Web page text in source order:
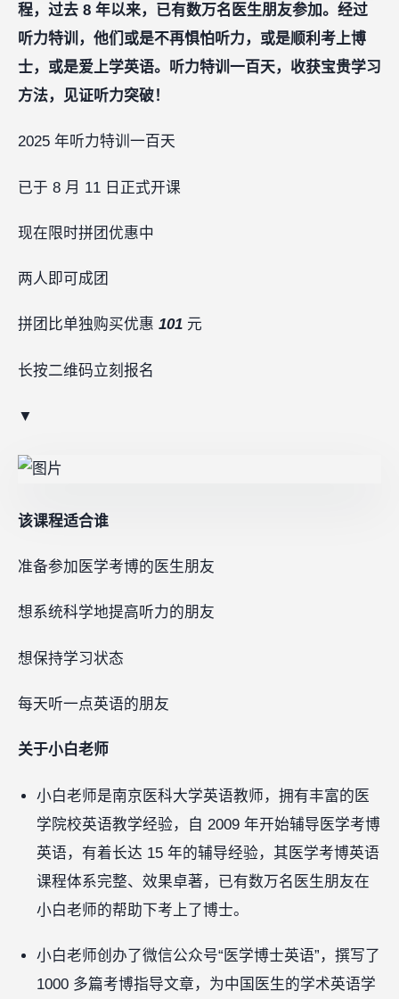
程，过去 8 年以来，已有数万名医生朋友参加。经过
听力特训，他们或是不再惧怕听力，或是顺利考上博
士，或是爱上学英语。听力特训一百天，收获宝贵学习
方法，见证听力突破！
2025 年听力特训一百天
已于 8 月 11 日正式开课
现在限时拼团优惠中‍‍‍‍‍‍
两人即可成团
拼团比单独购买优惠 101 元
长按二维码立刻报名‍‍‍‍‍‍‍
▼
该课程适合谁
准备参加医学考博的医生朋友
想系统科学地提高听力的朋友
想保持学习状态
每天听一点英语的朋友
关于小白老师
小白老师是南京医科大学英语教师，拥有丰富的医
学院校英语教学经验，自 2009 年开始辅导医学考博
英语，有着长达 15 年的辅导经验，其医学考博英语
课程体系完整、效果卓著，已有数万名医生朋友在
小白老师的帮助下考上了博士。
小白老师创办了微信公众号“医学博士英语”，撰写了
1000 多篇考博指导文章，为中国医生的学术英语学